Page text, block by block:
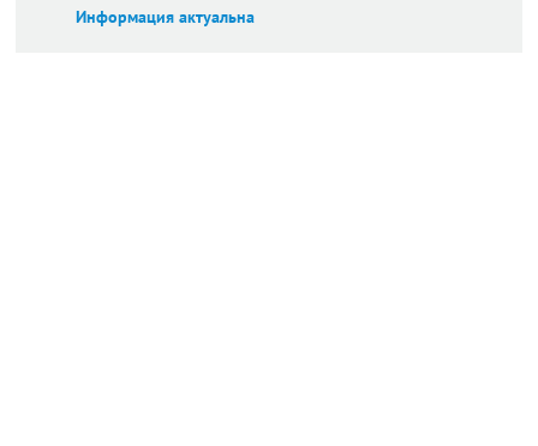
Информация актуальна